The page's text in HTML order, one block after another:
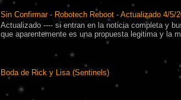
Sin Confirmar - Robotech Reboot - Actualizado 4/5/
Actualizado ---- si entran en la noticia completa y
que aparentemente es una propuesta legitima y la
Boda de Rick y Lisa (Sentinels)